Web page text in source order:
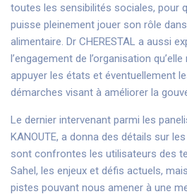
toutes les sensibilités sociales, pour
puisse pleinement jouer son rôle
alimentaire. Dr CHERESTAL a aussi
l’engagement de l’organisation
appuyer les états et éventuellement
démarches visant à améliorer la
Le dernier intervenant parmi les
KANOUTE, a donna des détails sur
sont confrontes les utilisateurs des
Sahel, les enjeux et défis actuels,
pistes pouvant nous amener à une